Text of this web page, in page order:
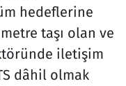
hedeflerine
taşı olan ve
iletişim
dâhil olmak